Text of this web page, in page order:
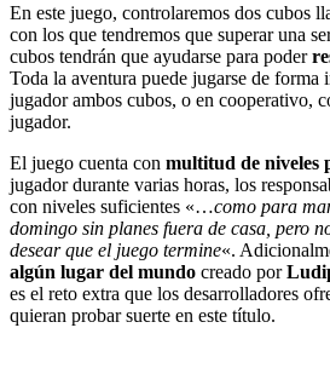
En este juego, controlaremos dos cubos
con los que tendremos que superar una
cubos tendrán que ayudarse para poder
Toda la aventura puede jugarse de
jugador ambos cubos, o en cooperativo,
jugador.
El juego cuenta con multitud de niveles
jugador durante varias horas, los
con niveles suficientes «…como para
domingo sin planes fuera de casa, pero
desear que el juego termine«.
algún lugar del mundo creado por
es el reto extra que los desarrolladores
quieran probar suerte en este título.